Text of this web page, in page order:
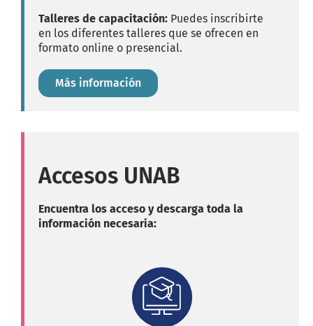
Talleres de capacitación: Puedes inscribirte
en los diferentes talleres que se ofrecen en
formato online o presencial.
Más información
Accesos UNAB
Encuentra los acceso y descarga toda la
información necesaria: